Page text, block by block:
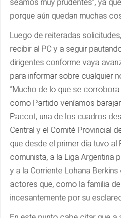
seamos muy prudentes”, ya
porque aún quedan muchas
Luego de reiteradas
recibir al PC y a seguir
dirigentes conforme vaya
para informar sobre cualquier
“Mucho de lo que se
como Partido veníamos
Paccot, una de los cuadros
Central y el Comité Provincial
que desde el primer día tuvo al
comunista, a la Liga Argentina
y a la Corriente Lohana
actores que, como la familia
incesantemente por su